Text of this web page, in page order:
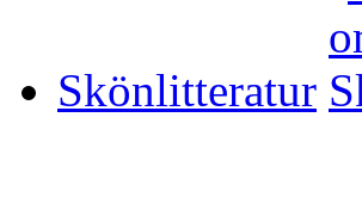
Skönlitteratur